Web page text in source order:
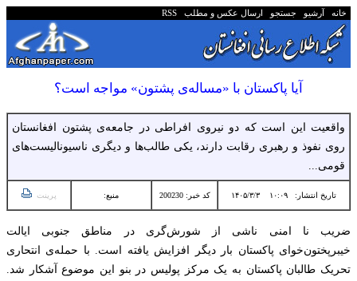
خانه آرشیو جستجو ارسال عکس و مطلب RSS
آیا پاکستان با «مساله‌ی پشتون» مواجه است؟
واقعیت این است که دو نیروی افراطی در جامعه‌ی پشتون افغانستان
روی نفوذ و رهبری رقابت دارند، یکی طالب‌ها و‌ دیگری ناسیونالیست‌های
قومی...
تاریخ انتشار: ۱۰:۰۹ ۱۴۰۵/۳/۳ کد خبر: 200230 منبع: پرینت
ضریب نا امنی ناشی از شورش‌گری در مناطق جنوبی ایالت
خیبرپختون‌خوای پاکستان بار دیگر افزایش یافته است. با حمله‌ی انتحاری
تحریک طالبان‌ پاکستان به یک مرکز پولیس در بنو این موضوع آشکار شد.